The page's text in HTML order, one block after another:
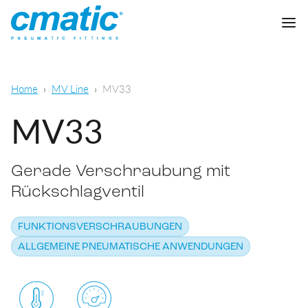
Steckverschraubungen
Schnellverschraubungen
Schneidringverschraubungen
Standardverschraubungen
Allgemeine pneumatische Anwendungen
Lebensmittel- und chemisch-
pharmazeutischer Sektor
Cmatic Lab
Qualität
Vertriebsnetz
Download
KATALOG DOWNLOADEN
Home MV Line MV33
MV33
Gerade Verschraubung mit
Rückschlagventil
FUNKTIONSVERSCHRAUBUNGEN
ALLGEMEINE PNEUMATISCHE ANWENDUNGEN